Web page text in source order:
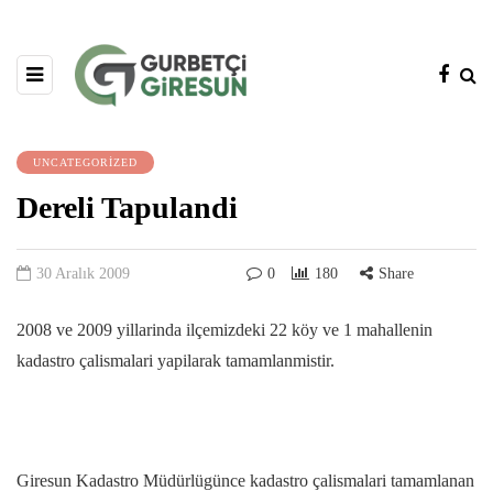
UNCATEGORIZED
Dereli Tapulandi
30 Aralık 2009 0 180 Share
2008 ve 2009 yillarinda ilçemizdeki 22 köy ve 1 mahallenin
kadastro çalismalari yapilarak tamamlanmistir.
Giresun Kadastro Müdürlügünce kadastro çalismalari tamamlanan